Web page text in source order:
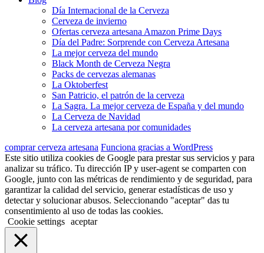
Día Internacional de la Cerveza
Cerveza de invierno
Ofertas cerveza artesana Amazon Prime Days
Día del Padre: Sorprende con Cerveza Artesana
La mejor cerveza del mundo
Black Month de Cerveza Negra
Packs de cervezas alemanas
La Oktoberfest
San Patricio, el patrón de la cerveza
La Sagra. La mejor cerveza de España y del mundo
La Cerveza de Navidad
La cerveza artesana por comunidades
comprar cerveza artesana Funciona gracias a WordPress
Este sitio utiliza cookies de Google para prestar sus servicios y para
analizar su tráfico. Tu dirección IP y user-agent se comparten con
Google, junto con las métricas de rendimiento y de seguridad, para
garantizar la calidad del servicio, generar estadísticas de uso y
detectar y solucionar abusos. Seleccionando "aceptar" das tu
consentimiento al uso de todas las cookies.
Cookie settings aceptar